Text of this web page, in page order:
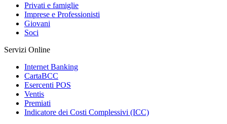
Privati e famiglie
Imprese e Professionisti
Giovani
Soci
Servizi Online
Internet Banking
CartaBCC
Esercenti POS
Ventis
Premiati
Indicatore dei Costi Complessivi (ICC)